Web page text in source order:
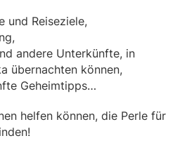
und Reiseziele,
andere Unterkünfte, in
übernachten können,
Geheimtipps…
helfen können, die Perle für